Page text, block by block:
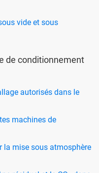
vide et sous
de conditionnement
autorisés dans le
machines de
la mise sous atmosphère